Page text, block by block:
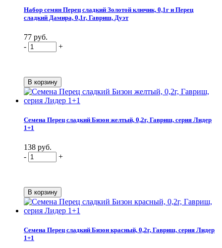
Набор семян Перец сладкий Золотой ключик, 0,1г и Перец
сладкий Дамира, 0,1г, Гавриш, Дуэт
77 руб.
-
+
Семена Перец сладкий Бизон желтый, 0,2г, Гавриш, серия Лидер
1+1
138 руб.
-
+
Семена Перец сладкий Бизон красный, 0,2г, Гавриш, серия Лидер
1+1